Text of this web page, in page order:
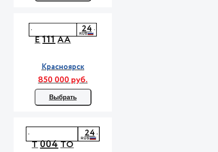
Е111АА
24
Красноярск
850 000 руб.
Выбрать
Т004ТО
24